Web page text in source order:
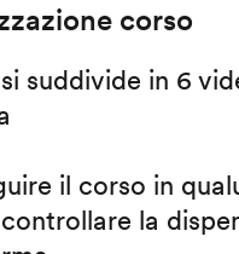
corso
suddivide in 6
il corso in
la